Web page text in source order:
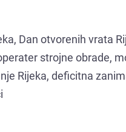
Dan otvorenih vrata
strojne obrade,
Rijeka, deficitna